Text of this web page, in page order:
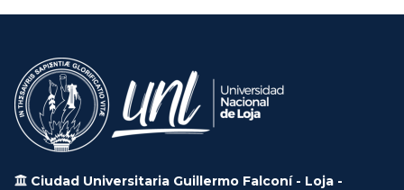
Ciudad Universitaria Guillermo Falconí - Loja -